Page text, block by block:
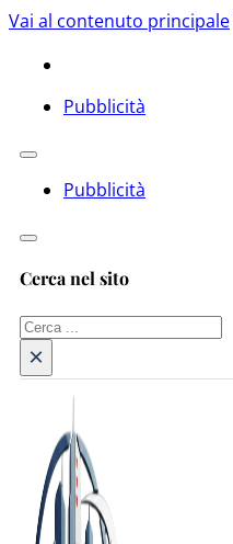
Vai al contenuto principale
Pubblicità
Pubblicità
Cerca nel sito
Cerca
×